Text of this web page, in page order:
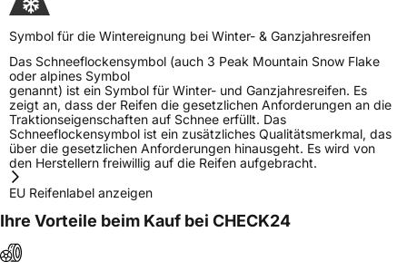
Symbol für die Wintereignung bei Winter- & Ganzjahresreifen
Das Schneeflockensymbol (auch 3 Peak Mountain Snow Flake
oder alpines Symbol
genannt) ist ein Symbol für Winter- und Ganzjahresreifen. Es
zeigt an, dass der Reifen die gesetzlichen Anforderungen an die
Traktionseigenschaften auf Schnee erfüllt. Das
Schneeflockensymbol ist ein zusätzliches Qualitätsmerkmal, das
über die gesetzlichen Anforderungen hinausgeht. Es wird von
den Herstellern freiwillig auf die Reifen aufgebracht.
EU Reifenlabel anzeigen
Ihre Vorteile beim Kauf bei CHECK24